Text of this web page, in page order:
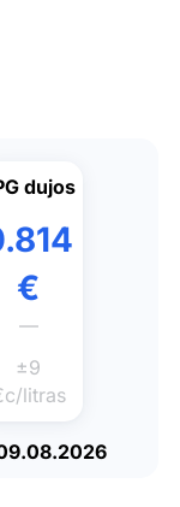
dujos
€
—
±9
litras